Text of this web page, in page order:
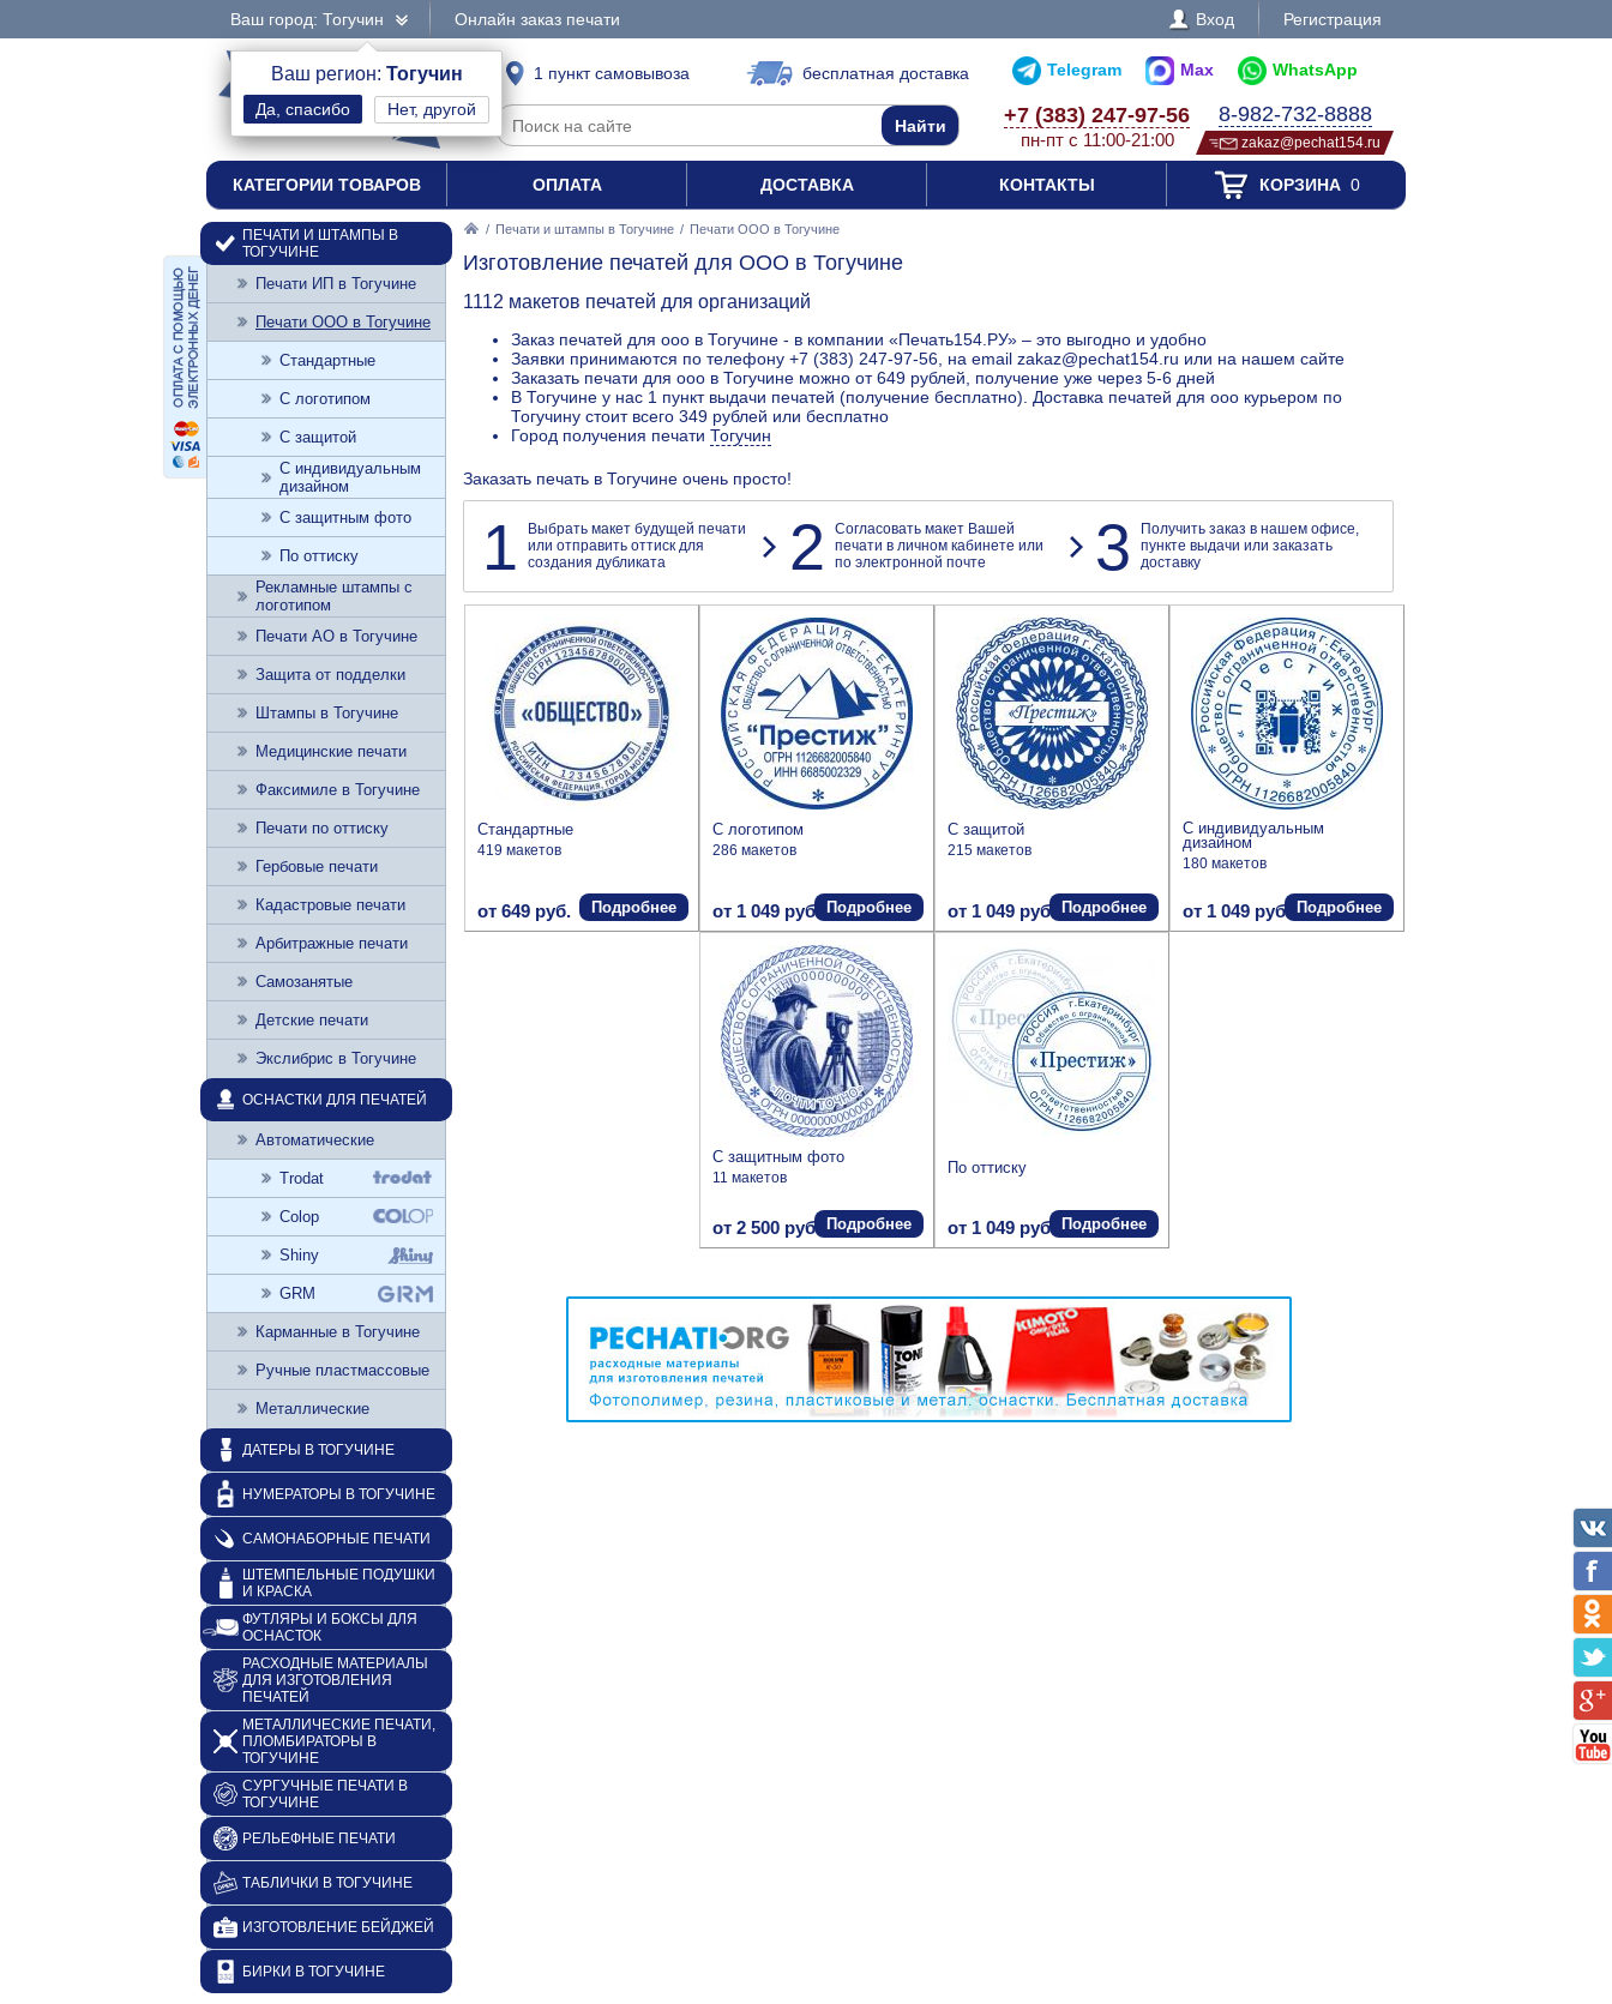
Ваш город: Тогучин
Ваш регион: Тогучин
Нет, другой
Онлайн заказ печати Вход Регистрация
интернет-магазин 1 пункт самовывоза бесплатная доставка Telegram Max WhatsApp
+7 (383) 247-97-56
пн-пт с 11:00-21:00
8-982-732-8888
zakaz@pechat154.ru
КАТЕГОРИИ ТОВАРОВ ОПЛАТА ДОСТАВКА КОНТАКТЫ КОРЗИНА0
/ Печати и штампы в Тогучине / Печати ООО в Тогучине
Изготовление печатей для ООО в Тогучине
1112 макетов печатей для организаций
Заказ печатей для ооо в Тогучине - в компании «Печать154.РУ» – это выгодно и удобно
Заявки принимаются по телефону +7 (383) 247-97-56, на email zakaz@pechat154.ru или на нашем сайте
Заказать печати для ооо в Тогучине можно от 649 рублей, получение уже через 5-6 дней
В Тогучине у нас 1 пункт выдачи печатей (получение бесплатно). Доставка печатей для ооо курьером по
Тогучину стоит всего 349 рублей или бесплатно
Город получения печати Тогучин
Заказать печать в Тогучине очень просто!
1
Выбрать макет будущей печати
или отправить оттиск для
создания дубликата
2
Согласовать макет Вашей
печати в личном кабинете или
по электронной почте
3
Получить заказ в нашем офисе,
пункте выдачи или заказать
доставку
Стандартные
419 макетов
от 649 руб. Подробнее
С логотипом
286 макетов
от 1 049 руб. Подробнее
С защитой
215 макетов
от 1 049 руб. Подробнее
С индивидуальным
дизайном
180 макетов
от 1 049 руб. Подробнее
С защитным фото
11 макетов
от 2 500 руб. Подробнее
По оттиску
от 1 049 руб. Подробнее
ПЕЧАТИ И ШТАМПЫ В
ТОГУЧИНЕ
Печати ИП в Тогучине
Печати ООО в Тогучине
Стандартные
С логотипом
С защитой
С индивидуальным
дизайном
С защитным фото
По оттиску
Рекламные штампы с
логотипом
Печати АО в Тогучине
Защита от подделки
Штампы в Тогучине
Медицинские печати
Факсимиле в Тогучине
Печати по оттиску
Гербовые печати
Кадастровые печати
Арбитражные печати
Самозанятые
Детские печати
Экслибрис в Тогучине
ОСНАСТКИ ДЛЯ ПЕЧАТЕЙ
Автоматические
Trodat
Colop
Shiny
GRM
Карманные в Тогучине
Ручные пластмассовые
Металлические
ДАТЕРЫ В ТОГУЧИНЕ
НУМЕРАТОРЫ В ТОГУЧИНЕ
САМОНАБОРНЫЕ ПЕЧАТИ
ШТЕМПЕЛЬНЫЕ ПОДУШКИ
И КРАСКА
ФУТЛЯРЫ И БОКСЫ ДЛЯ
ОСНАСТОК
РАСХОДНЫЕ МАТЕРИАЛЫ
ДЛЯ ИЗГОТОВЛЕНИЯ
ПЕЧАТЕЙ
МЕТАЛЛИЧЕСКИЕ ПЕЧАТИ,
ПЛОМБИРАТОРЫ В
ТОГУЧИНЕ
СУРГУЧНЫЕ ПЕЧАТИ В
ТОГУЧИНЕ
РЕЛЬЕФНЫЕ ПЕЧАТИ
ТАБЛИЧКИ В ТОГУЧИНЕ
ИЗГОТОВЛЕНИЕ БЕЙДЖЕЙ
БИРКИ В ТОГУЧИНЕ